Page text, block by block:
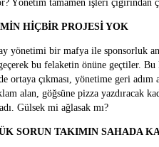
Yönetim tamamen işleri çığırından
HİÇBİR PROJESİ YOK
yönetimi bir mafya ile sponsorluk
bu felaketin önüne geçtiler.
ortaya çıkması, yönetime geri adım
alan, göğsüne pizza yazdıracak
Gülsek mi ağlasak mı?
SORUN TAKIMIN SAHADA